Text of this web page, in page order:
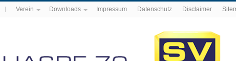
Verein Downloads Impressum Datenschutz Disclaimer